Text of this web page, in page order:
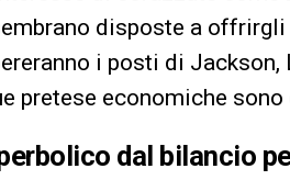
disposte a
i posti di Jackson,
pretese economiche
dal bilancio